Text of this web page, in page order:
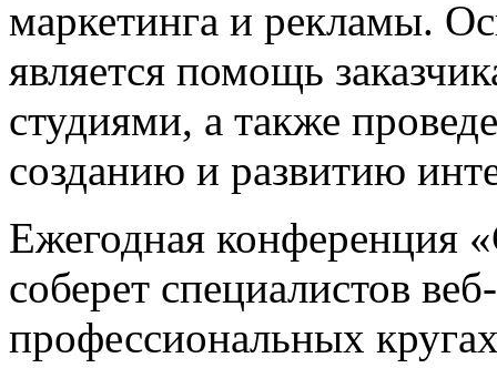
маркетинга и рекламы.
является помощь
студиями, а также
созданию и развитию
Ежегодная конференция
соберет специалистов
профессиональных